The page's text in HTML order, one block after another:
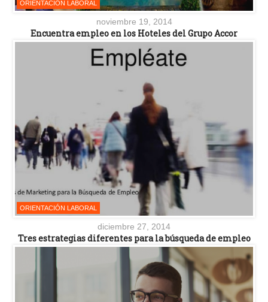
ORIENTACIÓN LABORAL
noviembre 19, 2014
Encuentra empleo en los Hoteles del Grupo Accor
ORIENTACIÓN LABORAL
diciembre 27, 2014
Tres estrategias diferentes para la búsqueda de empleo